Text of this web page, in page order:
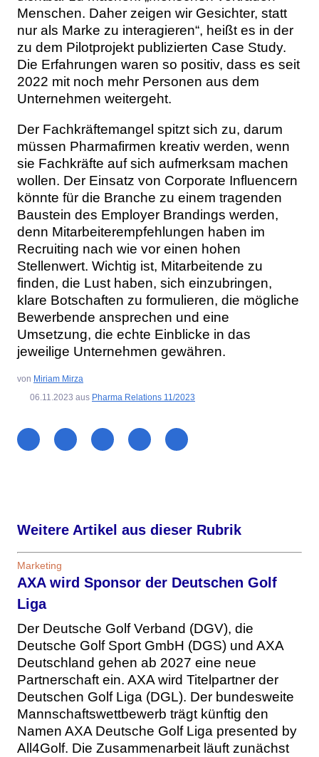
Menschen. Daher zeigen wir Gesichter, statt
nur als Marke zu interagieren“, heißt es in der
zu dem Pilotprojekt publizierten Case Study.
Die Erfahrungen waren so positiv, dass es seit
2022 mit noch mehr Personen aus dem
Unternehmen weitergeht.
Der Fachkräftemangel spitzt sich zu, darum
müssen Pharmafirmen kreativ werden, wenn
sie Fachkräfte auf sich aufmerksam machen
wollen. Der Einsatz von Corporate Influencern
könnte für die Branche zu einem tragenden
Baustein des Employer Brandings werden,
denn Mitarbeiterempfehlungen haben im
Recruiting nach wie vor einen hohen
Stellenwert. Wichtig ist, Mitarbeitende zu
finden, die Lust haben, sich einzubringen,
klare Botschaften zu formulieren, die mögliche
Bewerbende ansprechen und eine
Umsetzung, die echte Einblicke in das
jeweilige Unternehmen gewähren.
von Miriam Mirza
06.11.2023 aus Pharma Relations 11/2023
Weitere Artikel aus dieser Rubrik
Marketing
AXA wird Sponsor der Deutschen Golf
Liga
Der Deutsche Golf Verband (DGV), die
Deutsche Golf Sport GmbH (DGS) und AXA
Deutschland gehen ab 2027 eine neue
Partnerschaft ein. AXA wird Titelpartner der
Deutschen Golf Liga (DGL). Der bundesweite
Mannschaftswettbewerb trägt künftig den
Namen AXA Deutsche Golf Liga presented by
All4Golf. Die Zusammenarbeit läuft zunächst